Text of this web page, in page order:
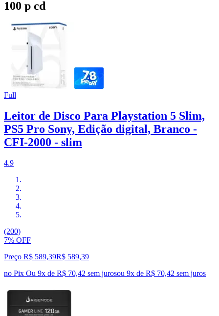
100 p cd
Full
Leitor de Disco Para Playstation 5 Slim,
PS5 Pro Sony, Edição digital, Branco -
CFI-2000 - slim
4.9
(200)
7% OFF
Preço R$ 589,39R$ 589,39
no Pix Ou 9x de R$ 70,42 sem jurosou 9x de R$ 70,42 sem juros